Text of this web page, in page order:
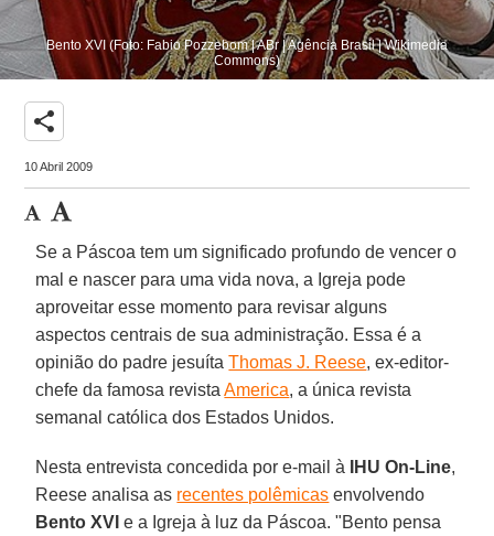
Bento XVI (Foto: Fabio Pozzebom | ABr | Agência Brasil | Wikimedia
Commons)
share
10 Abril 2009
Se a Páscoa tem um significado profundo de vencer o
mal e nascer para uma vida nova, a Igreja pode
aproveitar esse momento para revisar alguns
aspectos centrais de sua administração. Essa é a
opinião do padre jesuítaThomas J. Reese, ex-editor-
chefe da famosa revistaAmerica, a única revista
semanal católica dos Estados Unidos.
Nesta entrevista concedida por e-mail à IHU On-Line,
Reese analisa as recentes polêmicas envolvendo
Bento XVI e a Igreja à luz da Páscoa. "Bento pensa